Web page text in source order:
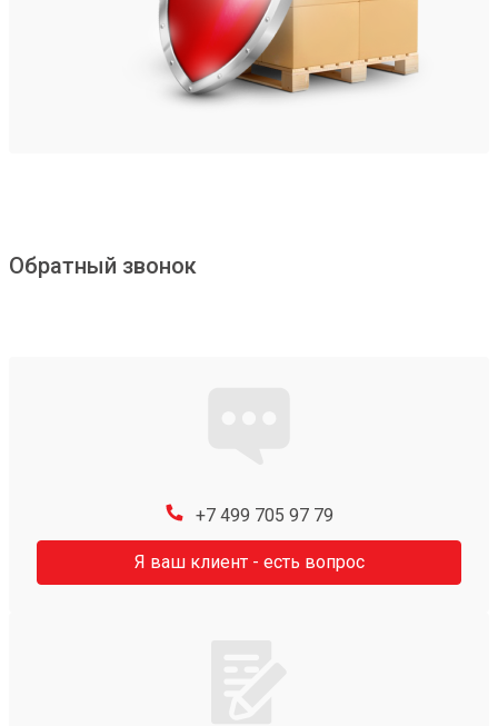
Обратный звонок
+7 499 705 97 79
Я ваш клиент - есть вопрос